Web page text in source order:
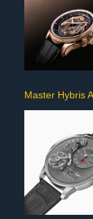
Master Hybris